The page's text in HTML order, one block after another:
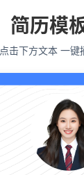
简历模
点击下方文本 一键